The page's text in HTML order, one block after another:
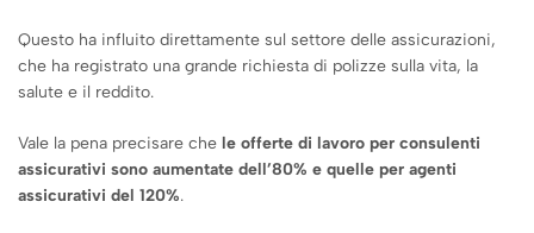
Questo ha influito direttamente sul settore delle assicurazioni,
che ha registrato una grande richiesta di polizze sulla vita, la
salute e il reddito.
Vale la pena precisare che le offerte di lavoro per consulenti
assicurativi sono aumentate dell’80% e quelle per agenti
assicurativi del 120%.